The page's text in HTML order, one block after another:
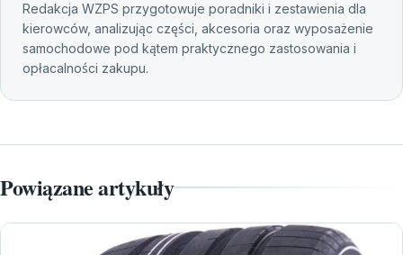
Redakcja WZPS przygotowuje poradniki i zestawienia dla
kierowców, analizując części, akcesoria oraz wyposażenie
samochodowe pod kątem praktycznego zastosowania i
opłacalności zakupu.
Powiązane artykuły